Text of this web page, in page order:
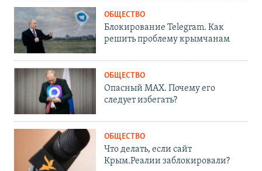
ОБЩЕСТВО
Блокирование Telegram. Как
решить проблему крымчанам
ОБЩЕСТВО
Опасный MAX. Почему его
следует избегать?
ОБЩЕСТВО
Что делать, если сайт
Крым.Реалии заблокировали?